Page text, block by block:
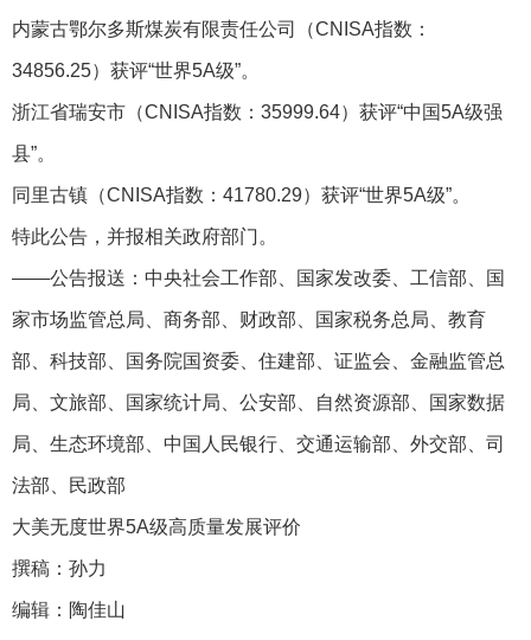
内蒙古鄂尔多斯煤炭有限责任公司（CNISA指数：
34856.25）获评“世界5A级”。
浙江省瑞安市（CNISA指数：35999.64）获评“中国5A级强
县”。
同里古镇（CNISA指数：41780.29）获评“世界5A级”。
特此公告，并报相关政府部门。
——公告报送：中央社会工作部、国家发改委、工信部、国
家市场监管总局、商务部、财政部、国家税务总局、教育
部、科技部、国务院国资委、住建部、证监会、金融监管总
局、文旅部、国家统计局、公安部、自然资源部、国家数据
局、生态环境部、中国人民银行、交通运输部、外交部、司
法部、民政部
大美无度世界5A级高质量发展评价
撰稿：孙力
编辑：陶佳山